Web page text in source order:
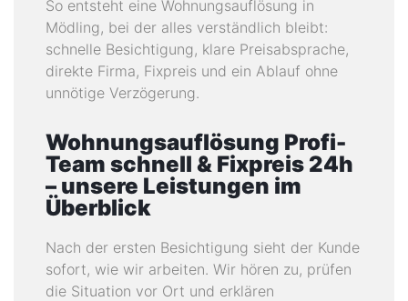
So entsteht eine Wohnungsauflösung in
Mödling, bei der alles verständlich bleibt:
schnelle Besichtigung, klare Preisabsprache,
direkte Firma, Fixpreis und ein Ablauf ohne
unnötige Verzögerung.
Wohnungsauflösung Profi-
Team schnell & Fixpreis 24h
– unsere Leistungen im
Überblick
Nach der ersten Besichtigung sieht der Kunde
sofort, wie wir arbeiten. Wir hören zu, prüfen
die Situation vor Ort und erklären